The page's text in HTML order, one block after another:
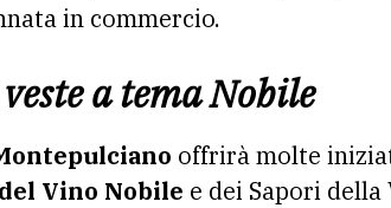
in commercio.
a tema Nobile
offrirà molte
Vino Nobile e dei Sapori